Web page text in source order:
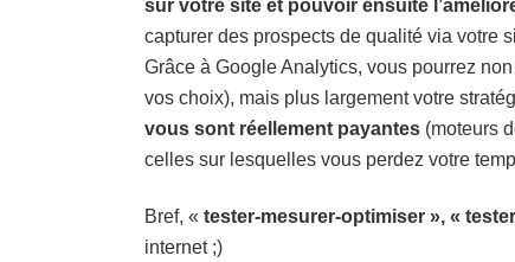
sur votre site et pouvoir ensuite
capturer des prospects de qualité via votre
Grâce à Google Analytics, vous pourrez
vos choix), mais plus largement votre
vous sont réellement payantes (moteurs
celles sur lesquelles vous perdez votre
Bref, « tester-mesurer-optimiser », «
internet ;)